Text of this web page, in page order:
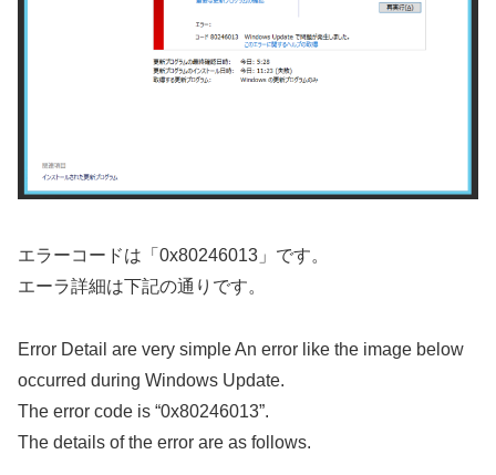
エラーコードは「0x80246013」です。
エーラ詳細は下記の通りです。
Error Detail are very simple An error like the image below
occurred during Windows Update.
The error code is “0x80246013”.
The details of the error are as follows.